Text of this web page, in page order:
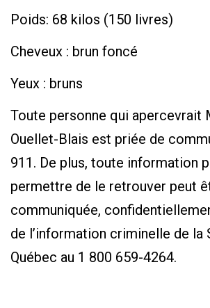
Poids: 68 kilos (150 livres)
Cheveux : brun foncé
Yeux : bruns
Toute personne qui apercevrait
Ouellet-Blais est priée de
911. De plus, toute information
permettre de le retrouver peut
communiquée,
de l’information criminelle de la
Québec au 1 800 659-4264.